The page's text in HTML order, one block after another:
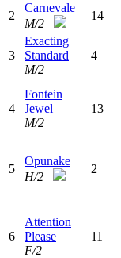
2
Carnevale
M/2
14
3
Exacting
Standard
M/2
4
4
Fontein
Jewel
M/2
13
5
Opunake
H/2
2
6
Attention
Please
F/2
11